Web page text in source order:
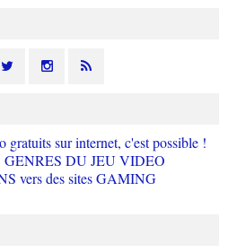
sur internet, c'est possible !
DU JEU VIDEO
vers des sites GAMING